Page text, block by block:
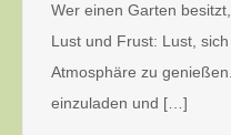
Wer einen Garten
Lust und Frust: Lust,
Atmosphäre zu
einzuladen und […]